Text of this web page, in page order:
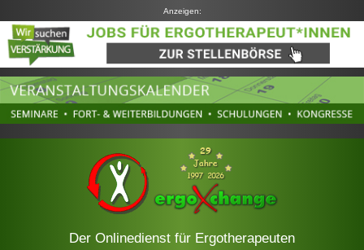
Anzeigen:
Der Onlinedienst für Ergotherapeuten